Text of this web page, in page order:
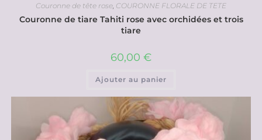
Couronne de tête rose COURONNE FLORALE DE TETE
Couronne de tiare Tahiti rose avec orchidées et trois
tiare
60,00 €
Ajouter au panier